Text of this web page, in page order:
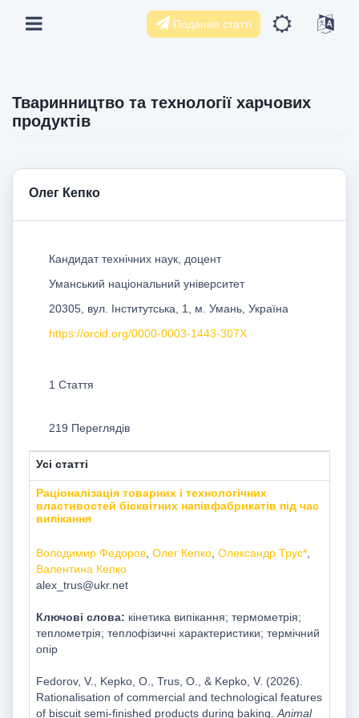
Подання статті
Тваринництво та технології харчових
продуктів
Олег Кепко
Кандидат технічних наук, доцент
Уманський національний університет
20305, вул. Інститутська, 1, м. Умань, Україна
https://orcid.org/0000-0003-1443-307X
1 Стаття
219 Переглядів
Усі статті
Раціоналізація товарних і технологічних
властивостей бісквітних напівфабрикатів під час
випікання
Володимир Федоров, Олег Кепко, Олександр Трус*,
Валентина Кепко
alex_trus@ukr.net
Ключові слова: кінетика випікання; термометрія;
теплометрія; теплофізичні характеристики; термічний
опір
Fedorov, V., Kepko, О., Trus, O., & Kepko, V. (2026).
Rationalisation of commercial and technological features
of biscuit semi-finished products during baking. Animal